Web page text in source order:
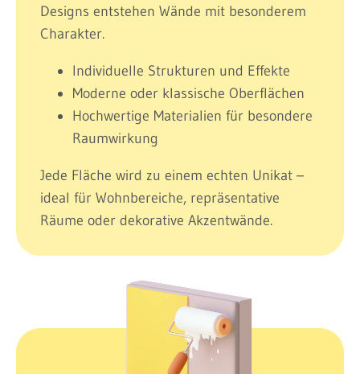
Designs entstehen Wände mit besonderem
Charakter.
Individuelle Strukturen und Effekte
Moderne oder klassische Oberflächen
Hochwertige Materialien für besondere
Raumwirkung
Jede Fläche wird zu einem echten Unikat –
ideal für Wohnbereiche, repräsentative
Räume oder dekorative Akzentwände.